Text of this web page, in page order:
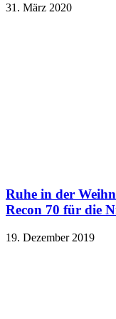
31. März 2020
Ruhe in der
Recon 70 für die
19. Dezember 2019